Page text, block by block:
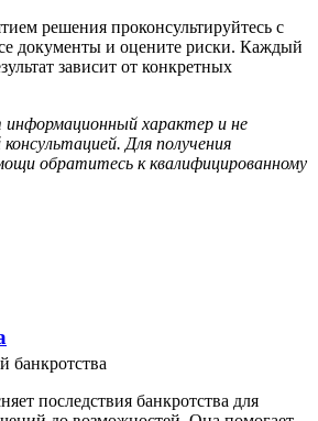
решения проконсультируйтесь с
документы и оцените риски. Каждый
зависит от конкретных
характер и не
Для получения
обратитесь к квалифицированному
банкротства
последствия банкротства для